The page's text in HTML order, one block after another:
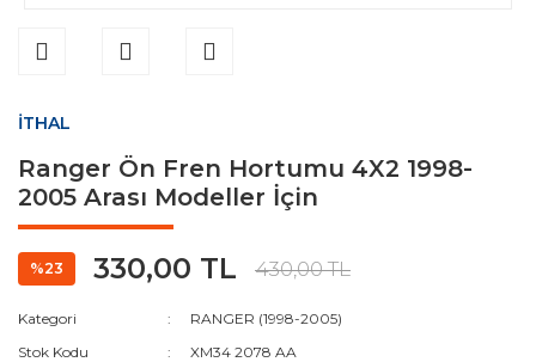
İTHAL
Ranger Ön Fren Hortumu 4X2 1998-
2005 Arası Modeller İçin
%23 330,00 TL 430,00 TL
Kategori
RANGER (1998-2005)
Stok Kodu
XM34 2078 AA